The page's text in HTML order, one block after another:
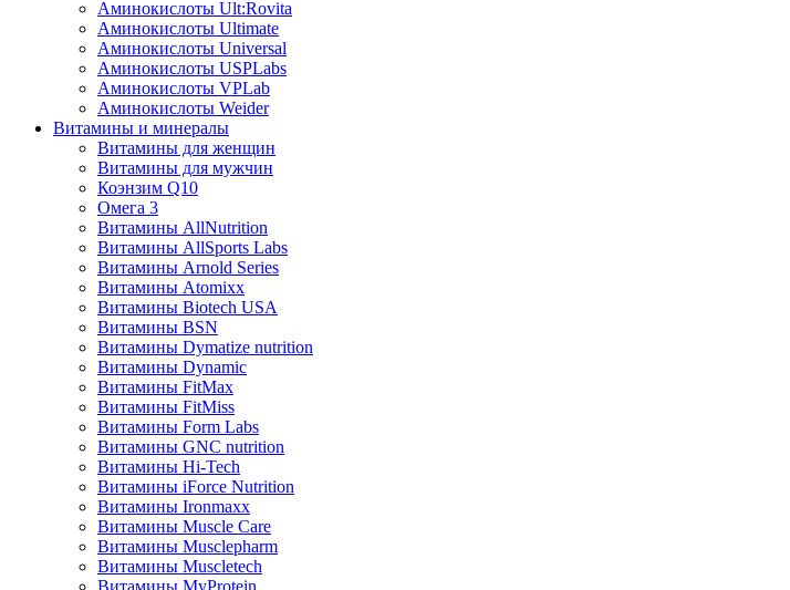
Аминокислоты Ult:Rovita
Аминокислоты Ultimate
Аминокислоты Universal
Аминокислоты USPLabs
Аминокислоты VPLab
Аминокислоты Weider
Витамины и минералы
Витамины для женщин
Витамины для мужчин
Коэнзим Q10
Омега 3
Витамины AllNutrition
Витамины AllSports Labs
Витамины Arnold Series
Витамины Atomixx
Витамины Biotech USA
Витамины BSN
Витамины Dymatize nutrition
Витамины Dynamic
Витамины FitMax
Витамины FitMiss
Витамины Form Labs
Витамины GNC nutrition
Витамины Hi-Tech
Витамины iForce Nutrition
Витамины Ironmaxx
Витамины Muscle Care
Витамины Musclepharm
Витамины Muscletech
Витамины MyProtein